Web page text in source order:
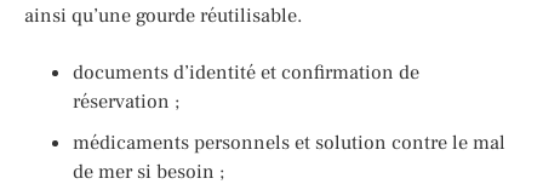
ainsi qu’une gourde réutilisable.
documents d’identité et confirmation de
réservation ;
médicaments personnels et solution contre le mal
de mer si besoin ;